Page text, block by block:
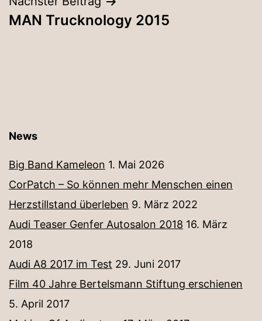
MAN Trucknology 2015
News
Big Band Kameleon 1. Mai 2026
CorPatch – So können mehr Menschen einen
Herzstillstand überleben 9. März 2022
Audi Teaser Genfer Autosalon 2018 16. März
2018
Audi A8 2017 im Test 29. Juni 2017
Film 40 Jahre Bertelsmann Stiftung erschienen
5. April 2017